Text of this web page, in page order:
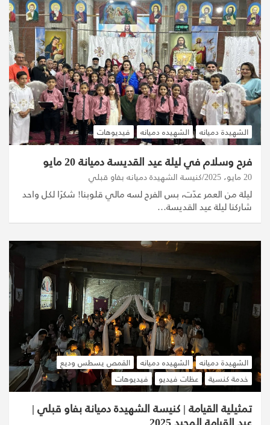
الشهيدة دميانه الشهيده دميانه فيديوهات
فرح وسلام في ليلة عيد القديسة دميانة 20 مايو
20 مايو، 2025 كنيسة الشهيدة دميانه بفاو قبلي
ليلة من العمر عدّت، بس الفرح لسه مالي قلوبنا! شكرًا لكل واحد
شاركنا ليلة عيد القديسة…
الشهيدة دميانه الشهيده دميانه
القمص يسطس وديع
خدمة كنسية
عظات فيديو فيديوهات
تمثيلية القيامة | كنيسة الشهيدة دميانة بفاو قبلي |